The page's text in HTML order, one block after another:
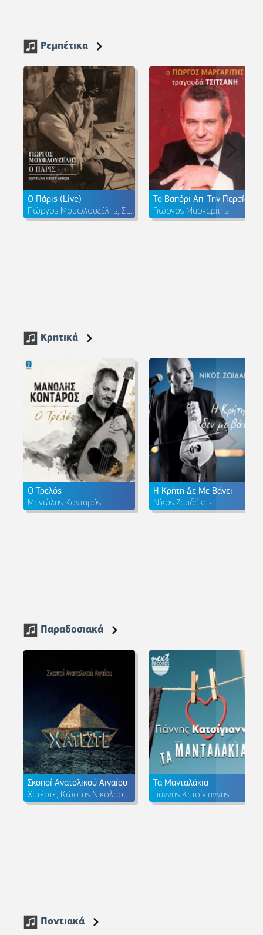
Ρεμπέτικα
Ο Πάρις (Live) Το Βαπόρι Απ' Την Περσία
Γιώργος Μαργαρίτης
Κρητικά
Ο Τρελός
Μανώλης Κονταρός
Η Κρήτη Δε Με Βάνει
Νίκος Ζωιδάκης
Παραδοσιακά
Σκοποί Ανατολικού Αιγαίου Τα Μανταλάκια
Γιάννης Κατσίγιαννης
Ποντιακά